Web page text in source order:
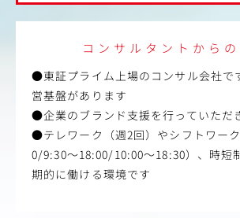
コンサルタントから
●東証プライム上場のコンサル会社で
営基盤があります
●企業のブランド支援を行っていただ
●テレワーク（週2回）やシフトワー
0/9:30～18:00/10:00～18:30）、時短
期的に働ける環境です